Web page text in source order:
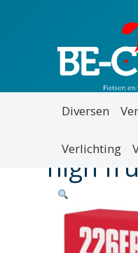
Diversen
Verlichting
high